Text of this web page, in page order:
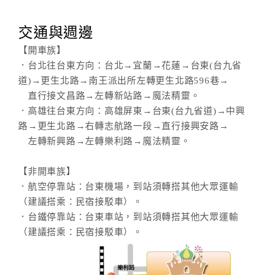
交通與週邊
【開車族】
．台北往台東方向：台北→宜蘭→花蓮→台東(台九省
道)→更生北路→南王派出所左轉更生北路596巷→
直行接文昌路→左轉新站路→魔法精靈。
．高雄往台東方向：高雄屏東→台東(台九省道)→中興
路→更生北路→右轉志航路一段→直行接興安路→
左轉新興路→左轉樂利路→魔法精靈。
【非開車族】
．航空停靠站：台東機場，到站須轉搭其他大眾運輸
（建議搭乘：民宿接駁車）。
．台鐵停靠站：台東車站，到站須轉搭其他大眾運輸
（建議搭乘：民宿接駁車）。